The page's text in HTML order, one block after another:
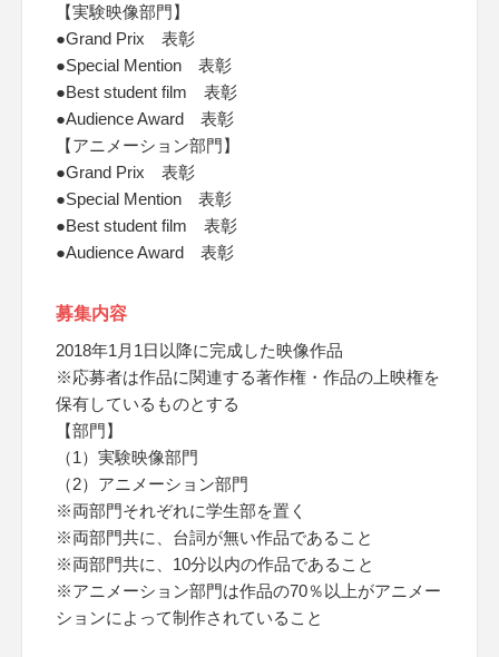
【実験映像部門】
●Grand Prix 表彰
●Special Mention 表彰
●Best student film 表彰
●Audience Award 表彰
【アニメーション部門】
●Grand Prix 表彰
●Special Mention 表彰
●Best student film 表彰
●Audience Award 表彰
募集内容
2018年1月1日以降に完成した映像作品
※応募者は作品に関連する著作権・作品の上映権を
保有しているものとする
【部門】
（1）実験映像部門
（2）アニメーション部門
※両部門それぞれに学生部を置く
※両部門共に、台詞が無い作品であること
※両部門共に、10分以内の作品であること
※アニメーション部門は作品の70％以上がアニメー
ションによって制作されていること